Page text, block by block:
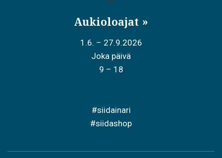
Aukioloajat
1.6. – 27.9.2026
Joka päivä
9 – 18
#siidainari
#siidashop